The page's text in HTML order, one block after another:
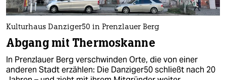
Kulturhaus Danziger50 in Prenzlauer Berg
Abgang mit Thermoskanne
In Prenzlauer Berg verschwinden Orte, die von einer
anderen Stadt erzählen: Die Danziger50 schließt nach 20